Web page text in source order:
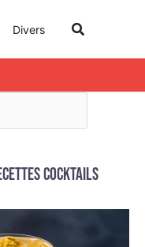
Divers
cocktails